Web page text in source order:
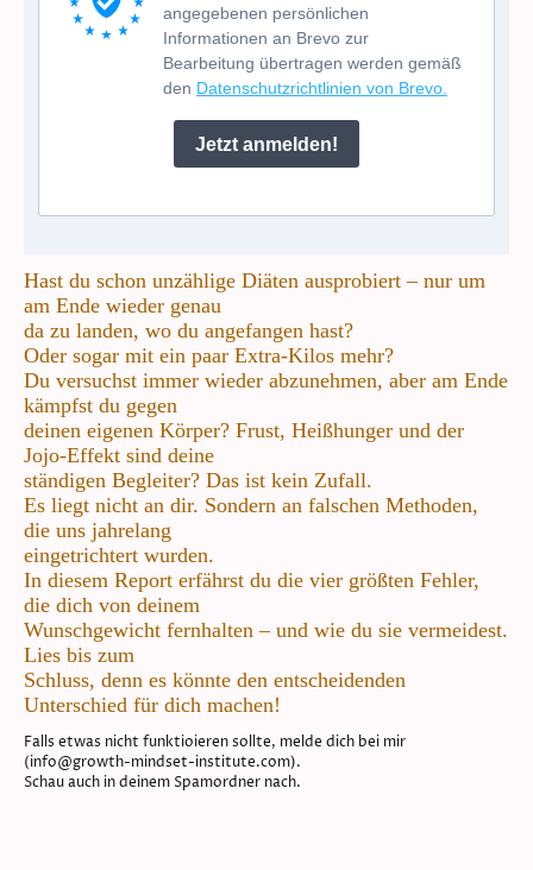
angegebenen persönlichen
Informationen an Brevo zur
Bearbeitung übertragen werden gemäß
den Datenschutzrichtlinien von Brevo.
Jetzt anmelden!
Hast du schon unzählige Diäten ausprobiert – nur um
am Ende wieder genau
da zu landen, wo du angefangen hast?
Oder sogar mit ein paar Extra-Kilos mehr?
Du versuchst immer wieder abzunehmen, aber am Ende
kämpfst du gegen
deinen eigenen Körper? Frust, Heißhunger und der
Jojo-Effekt sind deine
ständigen Begleiter? Das ist kein Zufall.
Es liegt nicht an dir. Sondern an falschen Methoden,
die uns jahrelang
eingetrichtert wurden.
In diesem Report erfährst du die vier größten Fehler,
die dich von deinem
Wunschgewicht fernhalten – und wie du sie vermeidest.
Lies bis zum
Schluss, denn es könnte den entscheidenden
Unterschied für dich machen!
Falls etwas nicht funktioieren sollte, melde dich bei mir
(info@growth-mindset-institute.com).
Schau auch in deinem Spamordner nach.